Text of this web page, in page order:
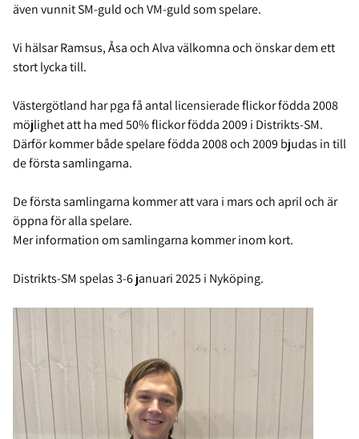
även vunnit SM-guld och VM-guld som spelare.
Vi hälsar Ramsus, Åsa och Alva välkomna och önskar dem ett
stort lycka till.
Västergötland har pga få antal licensierade flickor födda 2008
möjlighet att ha med 50% flickor födda 2009 i Distrikts-SM.
Därför kommer både spelare födda 2008 och 2009 bjudas in till
de första samlingarna.
De första samlingarna kommer att vara i mars och april och är
öppna för alla spelare.
Mer information om samlingarna kommer inom kort.
Distrikts-SM spelas 3-6 januari 2025 i Nyköping.